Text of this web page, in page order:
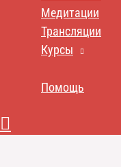
Медитации
Трансляции
Курсы
Помощь
Поиск